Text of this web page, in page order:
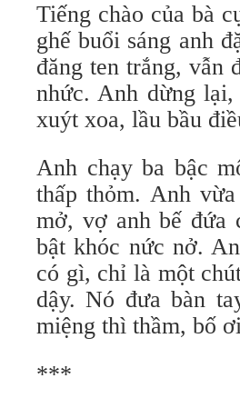
Tiếng chào của bà
ghế buổi sáng anh
đăng ten trắng, vẫn
nhức. Anh dừng
xuýt xoa, lầu bầu
Anh chạy ba bậc
thấp thỏm. Anh
mở, vợ anh bế đứa
bật khóc nức nở.
có gì, chỉ là một
dậy. Nó đưa bàn
miệng thì thầm, bố
***